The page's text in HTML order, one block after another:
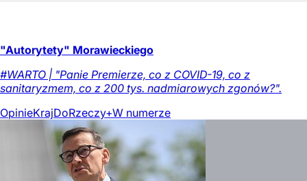
"Autorytety" Morawieckiego
#WARTO | "Panie Premierze, co z COVID-19, co z
sanitaryzmem, co z 200 tys. nadmiarowych zgonów?".
OpinieKrajDoRzeczy+W numerze